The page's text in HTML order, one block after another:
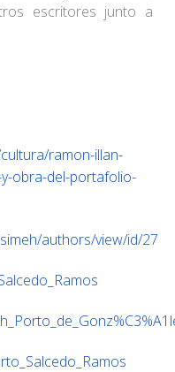
escritores junto a
ramon-illan-
obra-del-portafolio-
authors/view/id/27